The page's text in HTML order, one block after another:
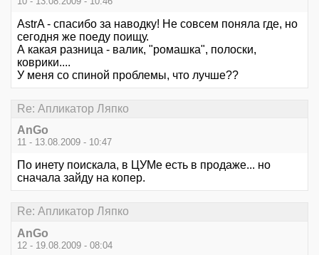
AstrA - спасибо за наводку! Не совсем поняла где, но
сегодня же поеду поищу.
А какая разница - валик, "ромашка", полоски,
коврики....
У меня со спиной проблемы, что лучше??
Re: Апликатор Ляпко
AnGo
11 - 13.08.2009 - 10:47
По инету поискала, в ЦУМе есть в продаже... но
сначала зайду на копер.
Re: Апликатор Ляпко
AnGo
12 - 19.08.2009 - 08:04